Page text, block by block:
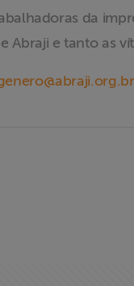
da
e tanto as